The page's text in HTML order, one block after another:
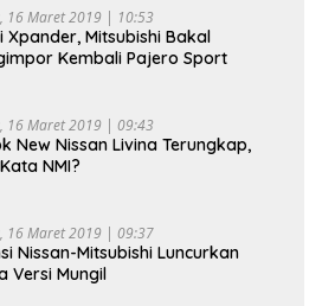
16 Maret 2019 | 10:53
Xpander, Mitsubishi Bakal
Kembali Pajero Sport
16 Maret 2019 | 09:43
New Nissan Livina Terungkap,
NMI?
16 Maret 2019 | 09:37
Nissan-Mitsubishi Luncurkan
Versi Mungil